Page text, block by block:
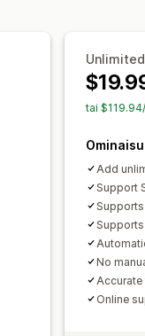
Ostosten seuranta
Kuvalliset materiaalit
tai
Add
Support
No
Online